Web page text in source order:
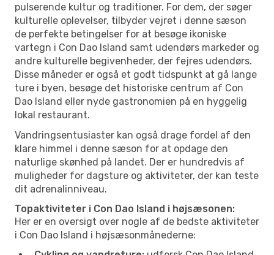
pulserende kultur og traditioner. For dem, der søger
kulturelle oplevelser, tilbyder vejret i denne sæson
de perfekte betingelser for at besøge ikoniske
vartegn i Con Dao Island samt udendørs markeder og
andre kulturelle begivenheder, der fejres udendørs.
Disse måneder er også et godt tidspunkt at gå lange
ture i byen, besøge det historiske centrum af Con
Dao Island eller nyde gastronomien på en hyggelig
lokal restaurant.
Vandringsentusiaster kan også drage fordel af den
klare himmel i denne sæson for at opdage den
naturlige skønhed på landet. Der er hundredvis af
muligheder for dagsture og aktiviteter, der kan teste
dit adrenalinniveau.
Topaktiviteter i Con Dao Island i højsæsonen:
Her er en oversigt over nogle af de bedste aktiviteter
i Con Dao Island i højsæsonmånederne: